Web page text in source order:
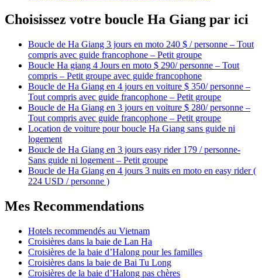
Choisissez votre boucle Ha Giang par ici
Boucle de Ha Giang 3 jours en moto 240 $ / personne – Tout
compris avec guide francophone – Petit groupe
Boucle Ha giang 4 Jours en moto $ 290/ personne – Tout
compris – Petit groupe avec guide francophone
Boucle de Ha Giang en 4 jours en voiture $ 350/ personne –
Tout compris avec guide francophone – Petit groupe
Boucle de Ha Giang en 3 jours en voiture $ 280/ personne –
Tout compris avec guide francophone – Petit groupe
Location de voiture pour boucle Ha Giang sans guide ni
logement
Boucle de Ha Giang en 3 jours easy rider 179 / personne-
Sans guide ni logement – Petit groupe
Boucle de Ha Giang en 4 jours 3 nuits en moto en easy rider (
224 USD / personne )
Mes Recommendations
Hotels recommendés au Vietnam
Croisières dans la baie de Lan Ha
Croisières de la baie d’Halong pour les familles
Croisières dans la baie de Bai Tu Long
Croisières de la baie d’Halong pas chères